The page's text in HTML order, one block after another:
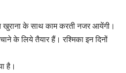
खुराना के साथ काम करती नजर आयेंगी।
के लिये तैयार हैं। रश्मिका इन दिनों
है।